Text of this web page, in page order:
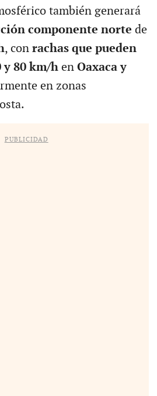
también generará
componente norte de
, con rachas que pueden
y 80 km/hen Oaxaca y
en zonas
PUBLICIDAD